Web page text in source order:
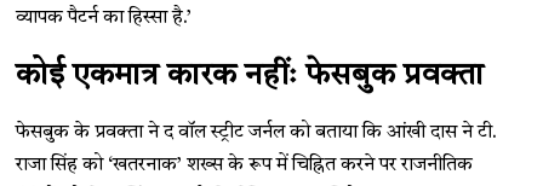
व्यापक पैटर्न का हिस्सा है.’
कोई एकमात्र कारक नहींः फेसबुक प्रवक्ता
फेसबुक के प्रवक्ता ने द वॉल स्ट्रीट जर्नल को बताया कि आंखी दास ने टी.
राजा सिंह को ‘खतरनाक’ शख्स के रूप में चिह्नित करने पर राजनीतिक